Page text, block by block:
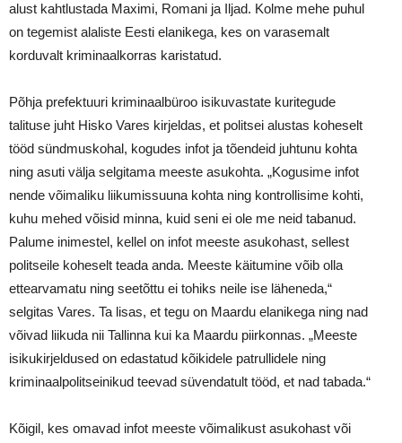
alust kahtlustada Maximi, Romani ja Iljad. Kolme mehe puhul
on tegemist alaliste Eesti elanikega, kes on varasemalt
korduvalt kriminaalkorras karistatud.
Põhja prefektuuri kriminaalbüroo isikuvastate kuritegude
talituse juht Hisko Vares kirjeldas, et politsei alustas koheselt
tööd sündmuskohal, kogudes infot ja tõendeid juhtunu kohta
ning asuti välja selgitama meeste asukohta. „Kogusime infot
nende võimaliku liikumissuuna kohta ning kontrollisime kohti,
kuhu mehed võisid minna, kuid seni ei ole me neid tabanud.
Palume inimestel, kellel on infot meeste asukohast, sellest
politseile koheselt teada anda. Meeste käitumine võib olla
ettearvamatu ning seetõttu ei tohiks neile ise läheneda,“
selgitas Vares. Ta lisas, et tegu on Maardu elanikega ning nad
võivad liikuda nii Tallinna kui ka Maardu piirkonnas. „Meeste
isikukirjeldused on edastatud kõikidele patrullidele ning
kriminaalpolitseinikud teevad süvendatult tööd, et nad tabada.“
Kõigil, kes omavad infot meeste võimalikust asukohast või